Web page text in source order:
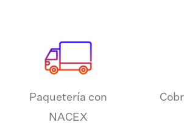
Paquetería con
NACEX